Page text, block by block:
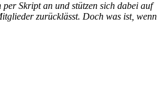
Skript an und stützen sich dabei auf
zurücklässt. Doch was ist, wenn